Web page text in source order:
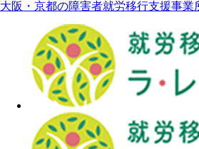
大阪・京都の障害者就労移行支援事業